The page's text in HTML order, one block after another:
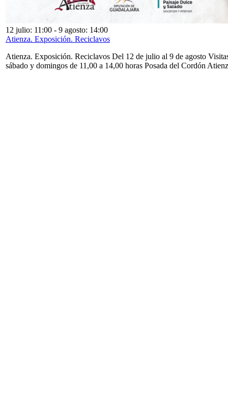
12 julio: 11:00 - 9 agosto: 14:00
Atienza. Exposición. Reciclavos
Atienza. Exposición. Reciclavos Del 12 de julio al 9 de agosto
sábado y domingos de 11,00 a 14,00 horas Posada del Cordón